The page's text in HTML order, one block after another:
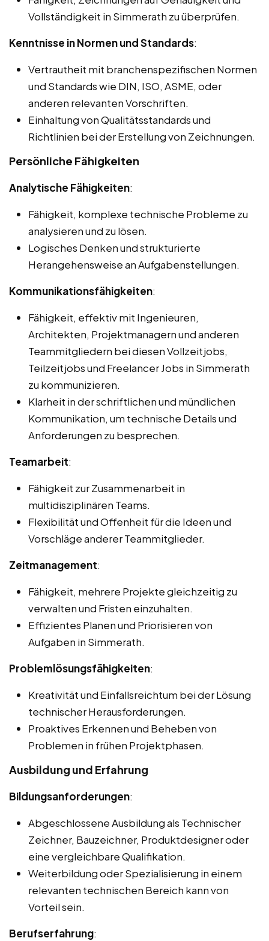
Vollständigkeit in Simmerath zu überprüfen.
Kenntnisse in Normen und Standards:
Vertrautheit mit branchenspezifischen Normen
und Standards wie DIN, ISO, ASME, oder
anderen relevanten Vorschriften.
Einhaltung von Qualitätsstandards und
Richtlinien bei der Erstellung von Zeichnungen.
Persönliche Fähigkeiten
Analytische Fähigkeiten:
Fähigkeit, komplexe technische Probleme zu
analysieren und zu lösen.
Logisches Denken und strukturierte
Herangehensweise an Aufgabenstellungen.
Kommunikationsfähigkeiten:
Fähigkeit, effektiv mit Ingenieuren,
Architekten, Projektmanagern und anderen
Teammitgliedern bei diesen Vollzeitjobs,
Teilzeitjobs und Freelancer Jobs in Simmerath
zu kommunizieren.
Klarheit in der schriftlichen und mündlichen
Kommunikation, um technische Details und
Anforderungen zu besprechen.
Teamarbeit:
Fähigkeit zur Zusammenarbeit in
multidisziplinären Teams.
Flexibilität und Offenheit für die Ideen und
Vorschläge anderer Teammitglieder.
Zeitmanagement:
Fähigkeit, mehrere Projekte gleichzeitig zu
verwalten und Fristen einzuhalten.
Effizientes Planen und Priorisieren von
Aufgaben in Simmerath.
Problemlösungsfähigkeiten:
Kreativität und Einfallsreichtum bei der Lösung
technischer Herausforderungen.
Proaktives Erkennen und Beheben von
Problemen in frühen Projektphasen.
Ausbildung und Erfahrung
Bildungsanforderungen:
Abgeschlossene Ausbildung als Technischer
Zeichner, Bauzeichner, Produktdesigner oder
eine vergleichbare Qualifikation.
Weiterbildung oder Spezialisierung in einem
relevanten technischen Bereich kann von
Vorteil sein.
Berufserfahrung: